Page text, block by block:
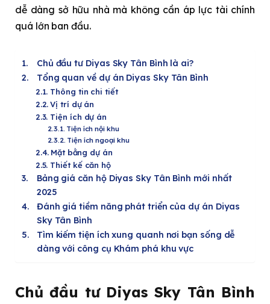
dễ dàng sở hữu nhà mà không cần áp lực tài chính
quá lớn ban đầu.
Chủ đầu tư Diyas Sky Tân Bình là ai?
Tổng quan về dự án Diyas Sky Tân Bình
Thông tin chi tiết
Vị trí dự án
Tiện ích dự án
Tiện ích nội khu
Tiện ích ngoại khu
Mặt bằng dự án
Thiết kế căn hộ
Bảng giá căn hộ Diyas Sky Tân Bình mới nhất
2025
Đánh giá tiềm năng phát triển của dự án Diyas
Sky Tân Bình
Tìm kiếm tiện ích xung quanh nơi bạn sống dễ
dàng với công cụ Khám phá khu vực
Chủ đầu tư Diyas Sky Tân Bình